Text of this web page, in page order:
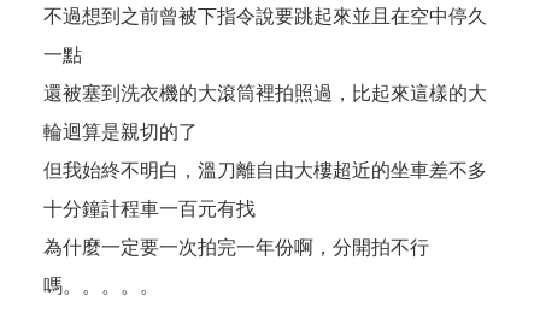
不過想到之前曾被下指令說要跳起來並且在空中停久
一點
還被塞到洗衣機的大滾筒裡拍照過，比起來這樣的大
輪迴算是親切的了
但我始終不明白，溫刀離自由大樓超近的坐車差不多
十分鐘計程車一百元有找
為什麼一定要一次拍完一年份啊，分開拍不行
嗎。。。。。